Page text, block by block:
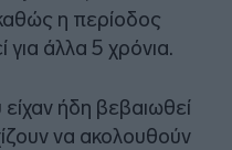
η περίοδος
άλλα 5 χρόνια.
ήδη βεβαιωθεί
να ακολουθούν